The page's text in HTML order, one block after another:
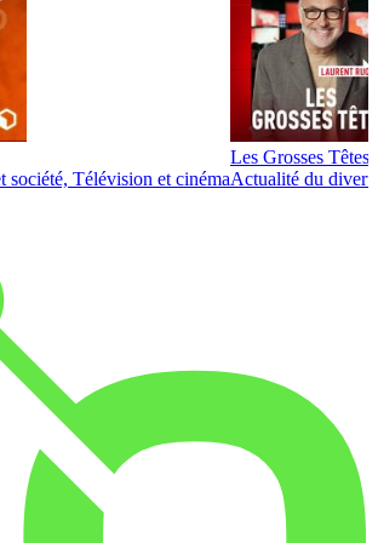
société, Télévision et cinéma
Les Grosses Têtes
Actualité du